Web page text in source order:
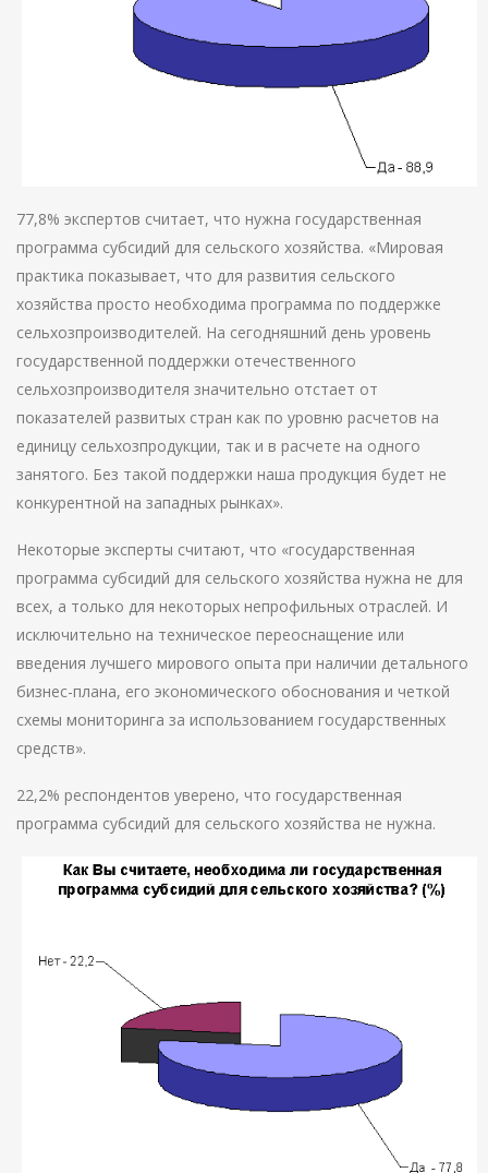
77,8% экспертов считает, что нужна государственная
программа субсидий для сельского хозяйства. «Мировая
практика показывает, что для развития сельского
хозяйства просто необходима программа по поддержке
сельхозпроизводителей. На сегодняшний день уровень
государственной поддержки отечественного
сельхозпроизводителя значительно отстает от
показателей развитых стран как по уровню расчетов на
единицу сельхозпродукции, так и в расчете на одного
занятого. Без такой поддержки наша продукция будет не
конкурентной на западных рынках».
Некоторые эксперты считают, что «государственная
программа субсидий для сельского хозяйства нужна не для
всех, а только для некоторых непрофильных отраслей. И
исключительно на техническое переоснащение или
введения лучшего мирового опыта при наличии детального
бизнес-плана, его экономического обоснования и четкой
схемы мониторинга за использованием государственных
средств».
22,2% респондентов уверено, что государственная
программа субсидий для сельского хозяйства не нужна.